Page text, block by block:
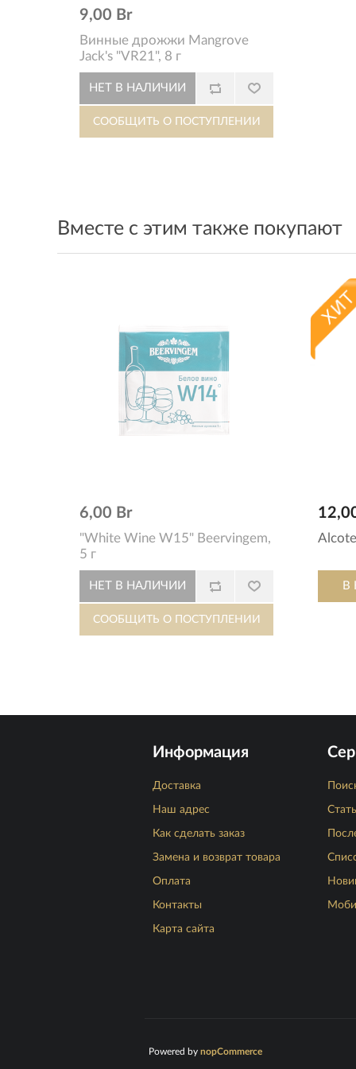
9,00 Br
Винные дрожжи Mangrove
Jack's "VR21", 8 г
Вместе с этим также покупают
6,00 Br
"White Wine W15" Beervingem,
5 г
Информация
Доставка
Наш адрес
Как сделать заказ
Замена и возврат товара
Оплата
Контакты
Карта сайта
Powered by nopCommerce